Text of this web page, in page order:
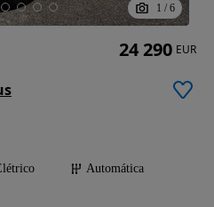
1 / 6
Automática
24 290 EUR